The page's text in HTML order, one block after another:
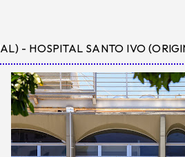
- HOSPITAL SANTO IVO